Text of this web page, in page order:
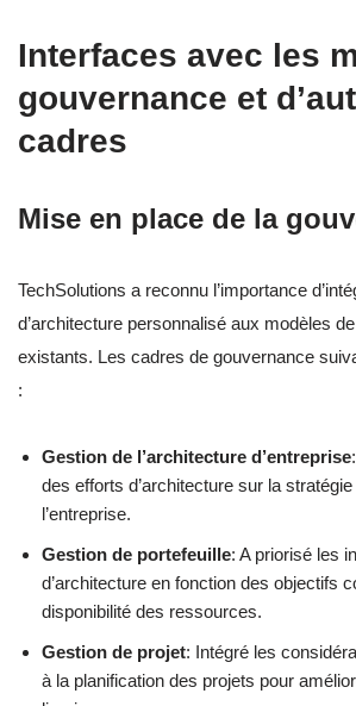
Interfaces avec les
gouvernance et
cadres
Mise en place de la
TechSolutions a reconnu l’importance
d’architecture personnalisé aux modèles
existants. Les cadres de gouvernance
:
Gestion de l’architecture d’entreprise
des efforts d’architecture sur la
l’entreprise.
Gestion de portefeuille: A priorisé les
d’architecture en fonction des objectifs
disponibilité des ressources.
Gestion de projet: Intégré les
à la planification des projets pour